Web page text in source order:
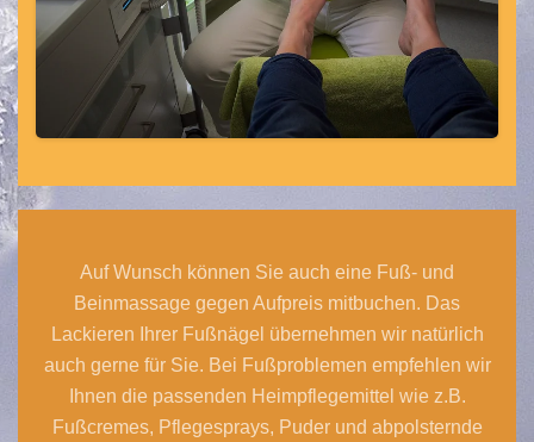
Auf Wunsch können Sie auch eine Fuß- und
Beinmassage gegen Aufpreis mitbuchen. Das
Lackieren Ihrer Fußnägel übernehmen wir natürlich
auch gerne für Sie. Bei Fußproblemen empfehlen wir
Ihnen die passenden Heimpflegemittel wie z.B.
Fußcremes, Pflegesprays, Puder und abpolsternde